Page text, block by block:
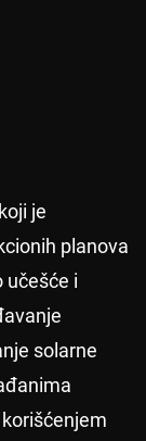
je
planova
učešće i
solarne